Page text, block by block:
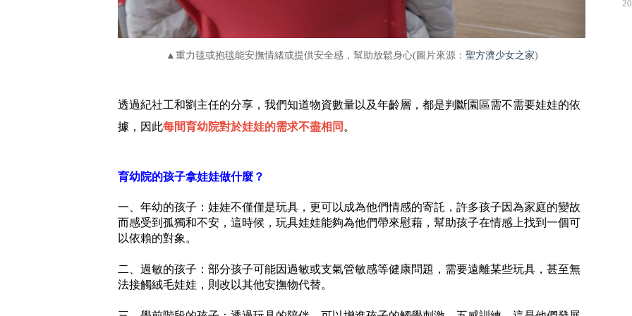
▲重力毯或抱毯能安撫情緒或提供安全感，幫助放鬆身心(圖片來源： 聖方濟少女之家)
透過紀社工和劉主任的分享，我們知道物資數量以及年齡層，都是判斷園區需不需要娃娃的依
據，因此每間育幼院對於娃娃的需求不盡相同 。
育幼院的孩子拿娃娃做什麼？
一、年幼的孩子：娃娃不僅僅是玩具，更可以成為他們情感的寄託，許多孩子因為家庭的變故
而感受到孤獨和不安，這時候，玩具娃娃能夠為他們帶來慰藉，幫助孩子在情感上找到一個可
以依賴的對象。
二、過敏的孩子：部分孩子可能因過敏或支氣管敏感等健康問題，需要遠離某些玩具，甚至無
法接觸絨毛娃娃，則改以其他安撫物代替。